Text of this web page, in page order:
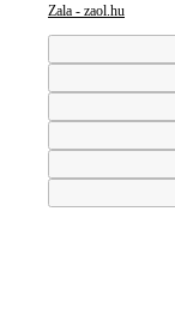
Zala - zaol.hu